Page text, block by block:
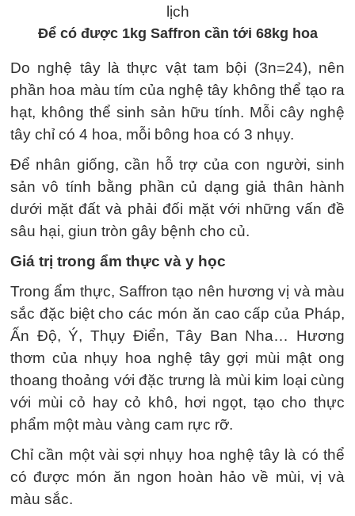
Để có được 1kg Saffron cần tới 68kg hoa
Do nghệ tây là thực vật tam bội (3n=24), nên
phần hoa màu tím của nghệ tây không thể tạo ra
hạt, không thể sinh sản hữu tính. Mỗi cây nghệ
tây chỉ có 4 hoa, mỗi bông hoa có 3 nhụy.
Để nhân giống, cần hỗ trợ của con người, sinh
sản vô tính bằng phần củ dạng giả thân hành
dưới mặt đất và phải đối mặt với những vấn đề
sâu hại, giun tròn gây bệnh cho củ.
Giá trị trong ẩm thực và y học
Trong ẩm thực, Saffron tạo nên hương vị và màu
sắc đặc biệt cho các món ăn cao cấp của Pháp,
Ấn Độ, Ý, Thụy Điển, Tây Ban Nha… Hương
thơm của nhụy hoa nghệ tây gợi mùi mật ong
thoang thoảng với đặc trưng là mùi kim loại cùng
với mùi cỏ hay cỏ khô, hơi ngọt, tạo cho thực
phẩm một màu vàng cam rực rỡ.
Chỉ cần một vài sợi nhụy hoa nghệ tây là có thể
có được món ăn ngon hoàn hảo về mùi, vị và
màu sắc.